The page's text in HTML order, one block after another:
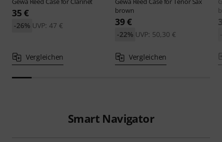
35 €
UVP: 47 €
-26%
Vergleichen
brown
39 €
UVP: 50,30 €
-22%
Vergleichen
Smart Navigator